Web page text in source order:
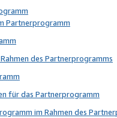
Partnerprogramm
des Partnerprogramms
für das Partnerprogramm
im Rahmen des